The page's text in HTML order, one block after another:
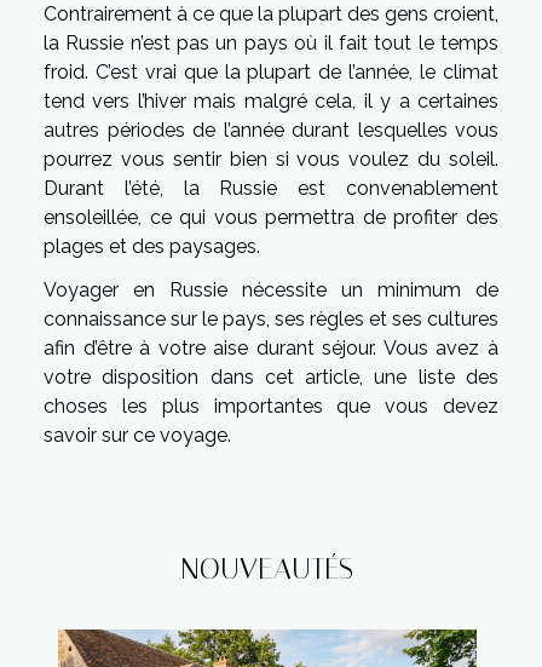
Contrairement à ce que la plupart des gens croient,
la Russie n’est pas un pays où il fait tout le temps
froid. C’est vrai que la plupart de l’année, le climat
tend vers l’hiver mais malgré cela, il y a certaines
autres périodes de l’année durant lesquelles vous
pourrez vous sentir bien si vous voulez du soleil.
Durant l’été, la Russie est convenablement
ensoleillée, ce qui vous permettra de profiter des
plages et des paysages.
Voyager en Russie nécessite un minimum de
connaissance sur le pays, ses règles et ses cultures
afin d’être à votre aise durant séjour. Vous avez à
votre disposition dans cet article, une liste des
choses les plus importantes que vous devez
savoir sur ce voyage.
NOUVEAUTÉS